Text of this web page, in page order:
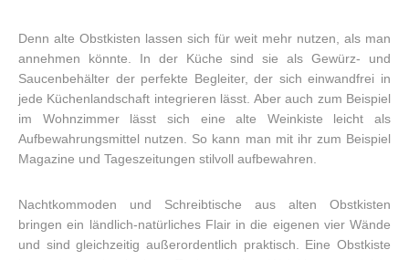
Denn alte Obstkisten lassen sich für weit mehr nutzen, als man
annehmen könnte. In der Küche sind sie als Gewürz- und
Saucenbehälter der perfekte Begleiter, der sich einwandfrei in
jede Küchenlandschaft integrieren lässt. Aber auch zum Beispiel
im Wohnzimmer lässt sich eine alte Weinkiste leicht als
Aufbewahrungsmittel nutzen. So kann man mit ihr zum Beispiel
Magazine und Tageszeitungen stilvoll aufbewahren.
Nachtkommoden und Schreibtische aus alten Obstkisten
bringen ein ländlich-natürliches Flair in die eigenen vier Wände
und sind gleichzeitig außerordentlich praktisch. Eine Obstkiste